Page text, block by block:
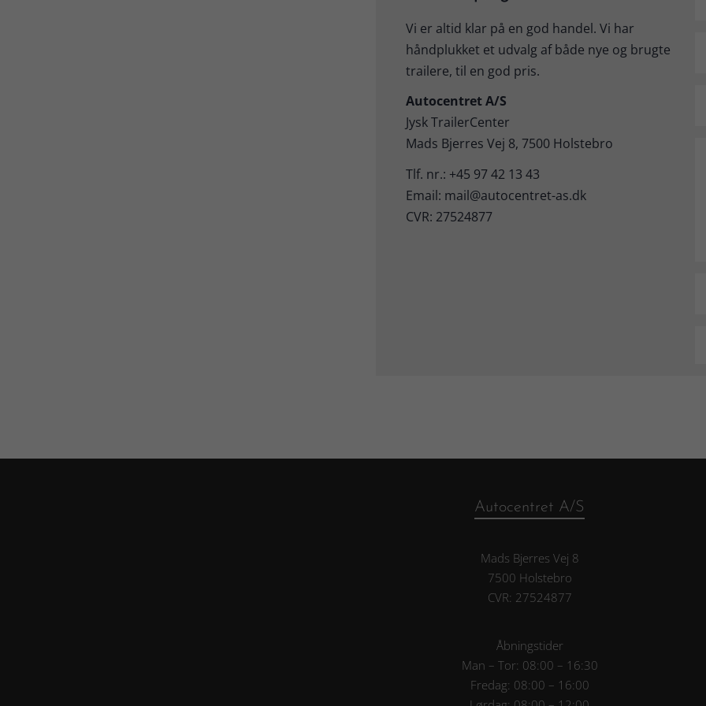
Vi er altid klar på en god handel. Vi har
håndplukket et udvalg af både nye og brugte
trailere, til en god pris.
Autocentret A/S
Jysk TrailerCenter
Mads Bjerres Vej 8, 7500 Holstebro
Tlf. nr.: +45 97 42 13 43
Email: mail@autocentret-as.dk
CVR: 27524877
Autocentret A/S
Mads Bjerres Vej 8
7500 Holstebro
CVR: 27524877
Åbningstider
Man – Tor: 08:00 – 16:30
Fredag: 08:00 – 16:00